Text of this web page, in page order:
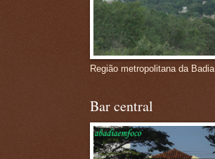
Região metropolitana da Badia
Bar central